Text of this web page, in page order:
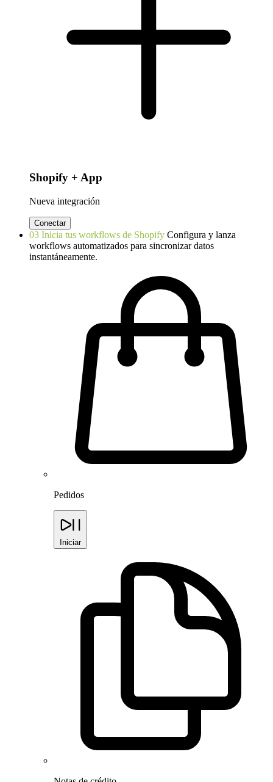
Shopify + App
Nueva integración
Conectar
03 Inicia tus workflows de Shopify Configura y lanza
workflows automatizados para sincronizar datos
instantáneamente.
Pedidos
Iniciar